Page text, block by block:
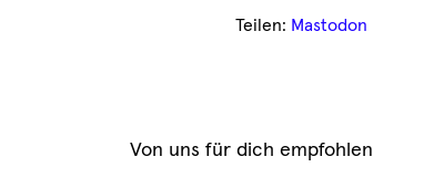
Teilen: Mastodon
Von uns für dich empfohlen